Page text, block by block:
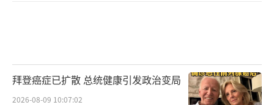
拜登癌症已扩散 总统健康引发政治变局
2026-08-09 10:07:02